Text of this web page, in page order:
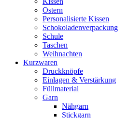
Ostern
Personalisierte Kissen
Schokoladenverpackung
Schule
Taschen
Weihnachten
Kurzwaren
Druckknöpfe
Einlagen & Verstärkung
Füllmaterial
Garn
Nähgarn
Stickgarn